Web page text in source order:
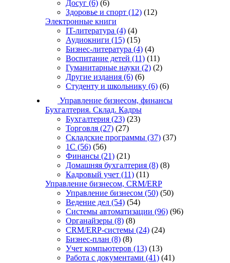
Досуг (6) (6)
Здоровье и спорт (12) (12)
Электронные книги
IT-литература (4) (4)
Аудиокниги (15) (15)
Бизнес-литература (4) (4)
Воспитание детей (11) (11)
Гуманитарные науки (2) (2)
Другие издания (6) (6)
Студенту и школьнику (6) (6)
Управление бизнесом, финансы
Бухгалтерия. Склад. Кадры
Бухгалтерия (23) (23)
Торговля (27) (27)
Складские программы (37) (37)
1С (56) (56)
Финансы (21) (21)
Домашняя бухгалтерия (8) (8)
Кадровый учет (11) (11)
Управление бизнесом, CRM/ERP
Управление бизнесом (50) (50)
Ведение дел (54) (54)
Системы автоматизации (96) (96)
Органайзеры (8) (8)
CRM/ERP-системы (24) (24)
Бизнес-план (8) (8)
Учет компьютеров (13) (13)
Работа с документами (41) (41)